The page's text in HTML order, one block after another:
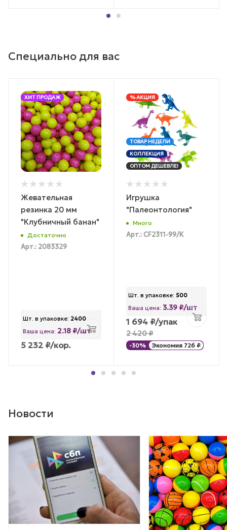
Специально для вас
ХИТ ПРОДАЖ
Жевательная
резинка 20 мм
"Клубничный банан"
Достаточно
Арт.: 2083329
Шт. в упаковке: 2400
Ваша цена: 2.18 ₽/шт
5 232 ₽/кор.
% АКЦИЯ
ТОВАР НЕДЕЛИ
КОЛЛЕКЦИЯ
ОПТОМ ДЕШЕВЛЕ!
Игрушка
"Палеонтология"
Много
Арт.: CF2311-99/К
Шт. в упаковке: 500
Ваша цена: 3.39 ₽/шт
1 694 ₽/упак
2 420₽
-30% Экономия 726 ₽
Новости